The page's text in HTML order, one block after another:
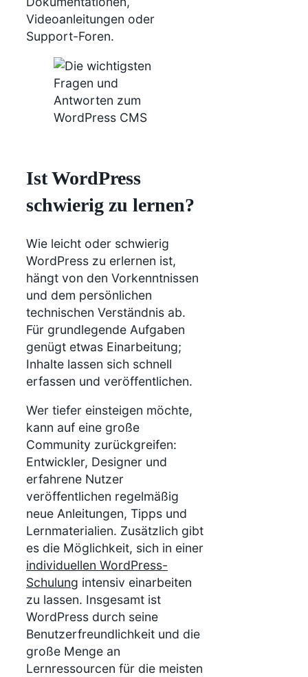
Videoanleitungen oder
Support-Foren.
Ist WordPress
schwierig zu lernen?
Wie leicht oder schwierig
WordPress zu erlernen ist,
hängt von den Vorkenntnissen
und dem persönlichen
technischen Verständnis ab.
Für grundlegende Aufgaben
genügt etwas Einarbeitung;
Inhalte lassen sich schnell
erfassen und veröffentlichen.
Wer tiefer einsteigen möchte,
kann auf eine große
Community zurückgreifen:
Entwickler, Designer und
erfahrene Nutzer
veröffentlichen regelmäßig
neue Anleitungen, Tipps und
Lernmaterialien. Zusätzlich gibt
es die Möglichkeit, sich in einer
individuellen WordPress-
Schulung intensiv einarbeiten
zu lassen. Insgesamt ist
WordPress durch seine
Benutzerfreundlichkeit und die
große Menge an
Lernressourcen für die meisten